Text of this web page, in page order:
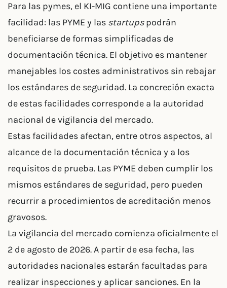
Para las pymes, el KI-MIG contiene una importante
facilidad: las PYME y las startupspodrán
beneficiarse de formas simplificadas de
documentación técnica. El objetivo es mantener
manejables los costes administrativos sin rebajar
los estándares de seguridad. La concreción exacta
de estas facilidades corresponde a la autoridad
nacional de vigilancia del mercado.
Estas facilidades afectan, entre otros aspectos, al
alcance de la documentación técnica y a los
requisitos de prueba. Las PYME deben cumplir los
mismos estándares de seguridad, pero pueden
recurrir a procedimientos de acreditación menos
gravosos.
La vigilancia del mercado comienza oficialmente el
2 de agosto de 2026. A partir de esa fecha, las
autoridades nacionales estarán facultadas para
realizar inspecciones y aplicar sanciones. En la